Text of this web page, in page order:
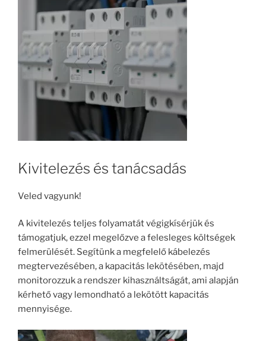
Kivitelezés és tanácsadás
Veled vagyunk!
A kivitelezés teljes folyamatát végigkísérjük és
támogatjuk, ezzel megelőzve a felesleges költségek
felmerülését. Segítünk a megfelelő kábelezés
megtervezésében, a kapacitás lekötésében, majd
monitorozzuk a rendszer kihasználtságát, ami alapján
kérhető vagy lemondható a lekötött kapacitás
mennyisége.